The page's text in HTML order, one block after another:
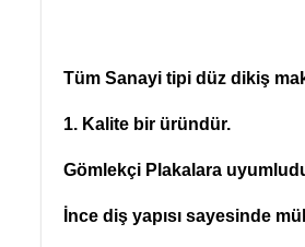
Tüm Sanayi tipi düz dikiş
1. Kalite bir üründür.
Gömlekçi Plakalara
İnce diş yapısı sayesinde